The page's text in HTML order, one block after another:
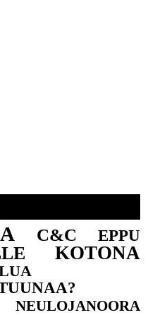
C&C EPPU
KOTONA
NEULOJANOORA